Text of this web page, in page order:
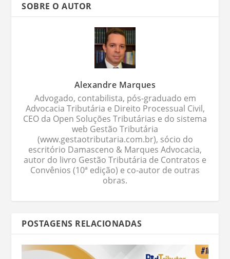
SOBRE O AUTOR
Alexandre Marques
Advogado, contabilista, pós-graduado em
Advocacia Tributária e Direito Processual Civil,
CEO da Open Soluções Tributárias e do sistema
web Gestão Tributária
(www.gestaotributaria.com.br), sócio do
escritório Damasceno & Marques Advocacia,
autor do livro Gestão Tributária de Contratos e
Convênios (10ª edição) e co-autor de outras
obras.
POSTAGENS RELACIONADAS